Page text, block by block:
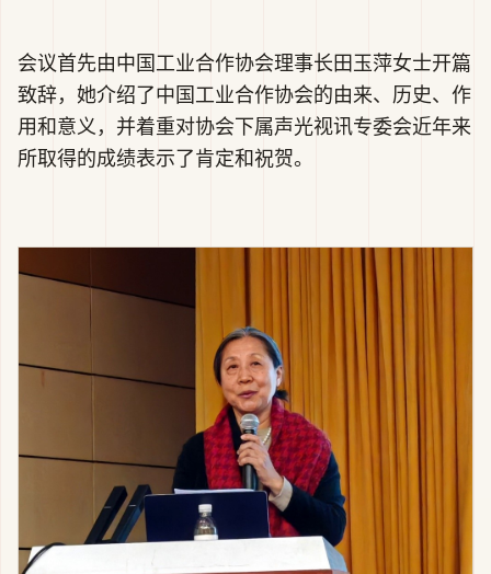
会议首先由中国工业合作协会理事长田玉萍女士开篇
致辞，她介绍了中国工业合作协会的由来、历史、作
用和意义，并着重对协会下属声光视讯专委会近年来
所取得的成绩表示了肯定和祝贺。